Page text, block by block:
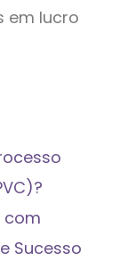
em lucro
com
Sucesso